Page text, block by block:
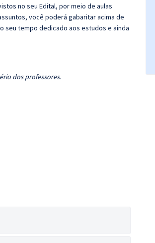
no seu Edital, por meio de aulas
você poderá gabaritar acima de
seu tempo dedicado aos estudos e ainda
dos professores.